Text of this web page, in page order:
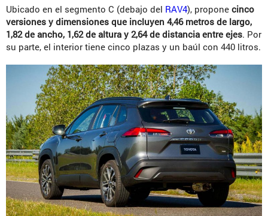
Ubicado en el segmento C (debajo del RAV4), propone cinco
versiones y dimensiones que incluyen 4,46 metros de largo,
1,82 de ancho, 1,62 de altura y 2,64 de distancia entre ejes. Por
su parte, el interior tiene cinco plazas y un baúl con 440 litros.